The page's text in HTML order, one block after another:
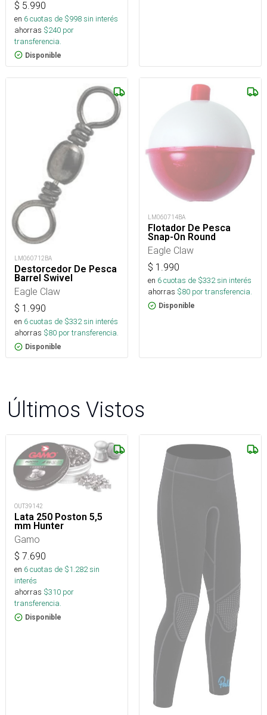
$ 5.990
en 6cuotas de $998sin interés
ahorras $240 por
transferencia.
Disponible
LM060712BA
Destorcedor De Pesca
Barrel Swivel
Eagle Claw
$ 1.990
en 6cuotas de $332sin interés
ahorras $80 por transferencia.
Disponible
LM060714BA
Flotador De Pesca
Snap-On Round
Eagle Claw
$ 1.990
en 6cuotas de $332sin interés
ahorras $80 por transferencia.
Disponible
Últimos Vistos
OUT39142
Lata 250 Poston 5,5
mm Hunter
Gamo
$ 7.690
en 6cuotas de $1.282sin
interés
ahorras $310 por
transferencia.
Disponible